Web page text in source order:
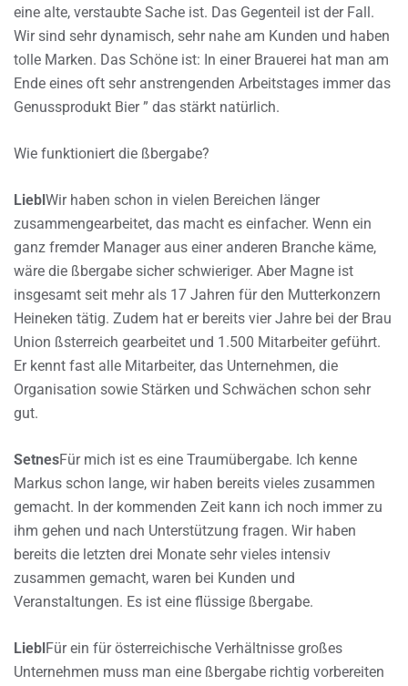
eine alte, verstaubte Sache ist. Das Gegenteil ist der Fall.
Wir sind sehr dynamisch, sehr nahe am Kunden und haben
tolle Marken. Das Schöne ist: In einer Brauerei hat man am
Ende eines oft sehr anstrengenden Arbeitstages immer das
Genussprodukt Bier ” das stärkt natürlich.
Wie funktioniert die ßbergabe?
LieblWir haben schon in vielen Bereichen länger
zusammengearbeitet, das macht es einfacher. Wenn ein
ganz fremder Manager aus einer anderen Branche käme,
wäre die ßbergabe sicher schwieriger. Aber Magne ist
insgesamt seit mehr als 17 Jahren für den Mutterkonzern
Heineken tätig. Zudem hat er bereits vier Jahre bei der Brau
Union ßsterreich gearbeitet und 1.500 Mitarbeiter geführt.
Er kennt fast alle Mitarbeiter, das Unternehmen, die
Organisation sowie Stärken und Schwächen schon sehr
gut.
SetnesFür mich ist es eine Traumübergabe. Ich kenne
Markus schon lange, wir haben bereits vieles zusammen
gemacht. In der kommenden Zeit kann ich noch immer zu
ihm gehen und nach Unterstützung fragen. Wir haben
bereits die letzten drei Monate sehr vieles intensiv
zusammen gemacht, waren bei Kunden und
Veranstaltungen. Es ist eine flüssige ßbergabe.
LieblFür ein für österreichische Verhältnisse großes
Unternehmen muss man eine ßbergabe richtig vorbereiten